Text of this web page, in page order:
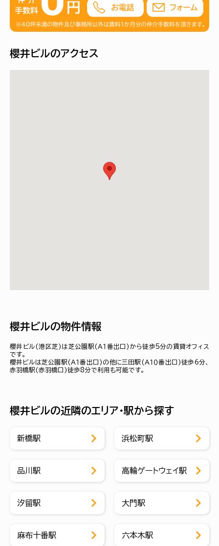
櫻井ビルのアクセス
櫻井ビルの物件情報
櫻井ビル(港区芝)は芝公園駅(Ａ１番出口)から徒歩5分の賃貸オフィス
です。
櫻井ビルは芝公園駅(Ａ１番出口)の他に三田駅(Ａ１０番出口)徒歩6分、
赤羽橋駅(赤羽橋口)徒歩8分で利用も可能です。
櫻井ビルの近隣のエリア・駅から探す
新橋駅 浜松町駅
品川駅 高輪ゲートウェイ駅
汐留駅 大門駅
麻布十番駅 六本木駅